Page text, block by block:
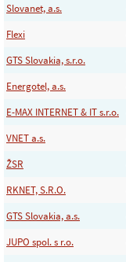
Slovanet, a.s.
Flexi
GTS Slovakia, s.r.o.
Energotel, a.s.
E-MAX INTERNET & IT s.r.o.
VNET a.s.
ŽSR
RKNET, S.R.O.
GTS Slovakia, a.s.
JUPO spol. s r.o.